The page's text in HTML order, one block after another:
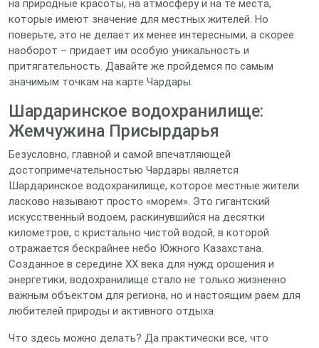
на природные красоты, на атмосферу и на те места,
которые имеют значение для местных жителей. Но
поверьте, это не делает их менее интересными, а скорее
наоборот – придает им особую уникальность и
притягательность. Давайте же пройдемся по самым
значимым точкам на карте Чардары.
Шардаринское водохранилище:
Жемчужина Присырдарья
Безусловно, главной и самой впечатляющей
достопримечательностью Чардары является
Шардаринское водохранилище, которое местные жители
ласково называют просто «морем». Это гигантский
искусственный водоем, раскинувшийся на десятки
километров, с кристально чистой водой, в которой
отражается бескрайнее небо Южного Казахстана.
Созданное в середине XX века для нужд орошения и
энергетики, водохранилище стало не только жизненно
важным объектом для региона, но и настоящим раем для
любителей природы и активного отдыха.
Что здесь можно делать? Да практически все, что